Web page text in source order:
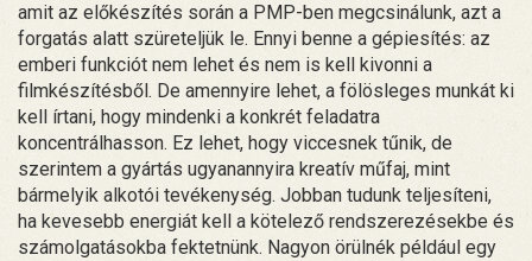
amit az előkészítés során a PMP-ben megcsinálunk, azt a
forgatás alatt szüreteljük le. Ennyi benne a gépiesítés: az
emberi funkciót nem lehet és nem is kell kivonni a
filmkészítésből. De amennyire lehet, a fölösleges munkát ki
kell írtani, hogy mindenki a konkrét feladatra
koncentrálhasson. Ez lehet, hogy viccesnek tűnik, de
szerintem a gyártás ugyanannyira kreatív műfaj, mint
bármelyik alkotói tevékenység. Jobban tudunk teljesíteni,
ha kevesebb energiát kell a kötelező rendszerezésekbe és
számolgatásokba fektetnünk. Nagyon örülnék például egy